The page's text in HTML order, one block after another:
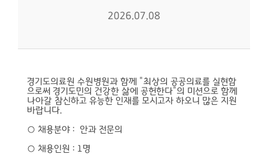
2026.07.08
경기도의료원 수원병원과 함께 "최상의 공공의료를 실현함
으로써 경기도민의 건강한 삶에 공헌한다"의 미션으로 함께
나아갈 참신하고 유능한 인재를 모시고자 하오니 많은 지원
바랍니다.
○ 채용분야 : 안과 전문의
○ 채용인원 : 1명